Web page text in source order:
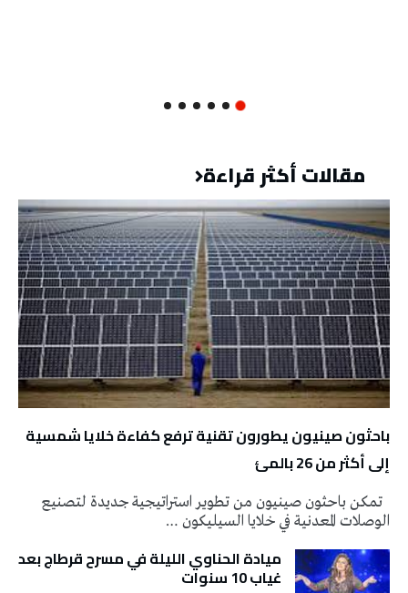
مقالات أكثر قراءة
باحثون صينيون يطورون تقنية ترفع كفاءة خلايا شمسية
إلى أكثر من 26 بالمئ
تمكن باحثون صينيون من تطوير استراتيجية جديدة لتصنيع
الوصلات المعدنية في خلايا السيليكون …
ميادة الحناوي الليلة في مسرح قرطاج بعد
غياب 10 سنوات